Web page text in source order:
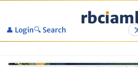
👤 Login🔍 Search
rbcı